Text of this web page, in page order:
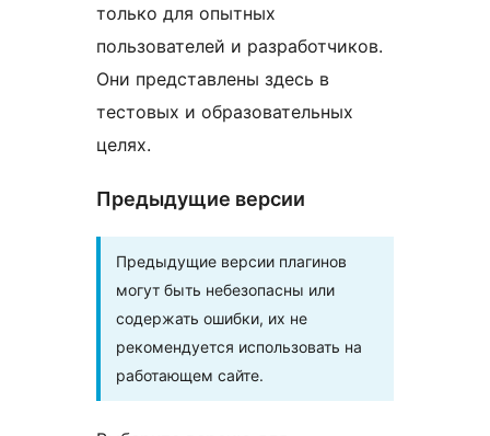
только для опытных
пользователей и разработчиков.
Они представлены здесь в
тестовых и образовательных
целях.
Предыдущие версии
Предыдущие версии плагинов
могут быть небезопасны или
содержать ошибки, их не
рекомендуется использовать на
работающем сайте.